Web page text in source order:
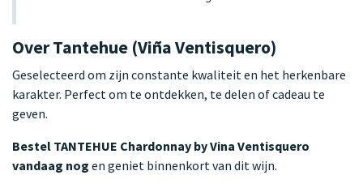
Over Tantehue (Viña Ventisquero)
Geselecteerd om zijn constante kwaliteit en het herkenbare
karakter. Perfect om te ontdekken, te delen of cadeau te
geven.
Bestel TANTEHUE Chardonnay by Vina Ventisquero
vandaag nog en geniet binnenkort van dit wijn.